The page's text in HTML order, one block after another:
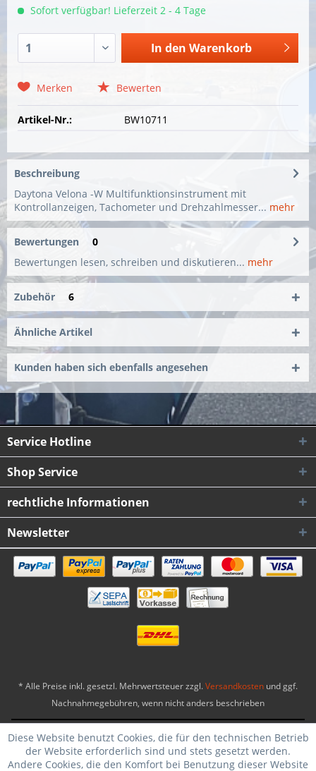
Sofort verfügbar! Lieferzeit 2 - 4 Tage
In den Warenkorb
Merken Bewerten
Artikel-Nr.: BW10711
Beschreibung
Daytona Velona -W Multifunktionsinstrument mit
Kontrollanzeigen, Tachometer und Drehzahlmesser... mehr
Bewertungen
0
Bewertungen lesen, schreiben und diskutieren... mehr
Zubehör 6
Ähnliche Artikel
Kunden haben sich ebenfalls angesehen
Service Hotline
Shop Service
rechtliche Informationen
Newsletter
* Alle Preise inkl. gesetzl. Mehrwertsteuer zzgl.Versandkosten und ggf.
Nachnahmegebühren, wenn nicht anders beschrieben
Biker-Ware24® Copyright 2026|Theme by WebSelect
Diese Website benutzt Cookies, die für den technischen Betrieb
der Website erforderlich sind und stets gesetzt werden.
Andere Cookies, die den Komfort bei Benutzung dieser Website